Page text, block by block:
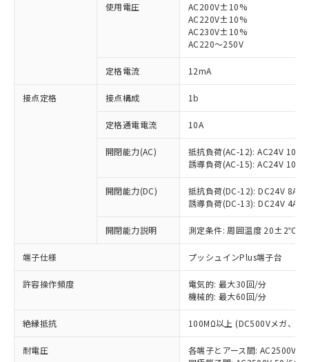
使用電圧
AC200V±10%
AC220V±10%
AC230V±10%
AC220～250V
定格電流 12mA
接点定格 接点構成 1b
定格通電電流 10A
開閉能力(AC)
抵抗負荷(AC-12): AC24V 10A/
誘導負荷(AC-15): AC24V
開閉能力(DC)
抵抗負荷(DC-12): DC24V 8A/
誘導負荷(DC-13): DC24V 4A/
開閉能力説明 測定条件: 周囲温度 20±2℃、
端子仕様 プッシュインPlus端子台
許容操作頻度
電気的: 最大30回/分
機械的: 最大60回/分
絶縁抵抗 100MΩ以上 (DC500Vメガ、点
耐電圧
各端子とアース間: AC2500V
ご利用条件
以下の条件をお読みいただき、同意のうえ
本サービスは、当社制御機器事業取扱
商品の当社在庫状況および標準価格
(税抜)を提供させていただくもので
当社制御機器事業取扱商品の中には、
本サービスの対象外となる商品もある
ことをご了承ください。
在庫状況および標準価格照会結果は、
記載している更新日時点での社内デー
タに基づき作成されるものであり、閲
準価格とは異なる場合があることをご
対応済み：EU RoHS指令（10物質）の
非含有に対応した製品が提供可能な商品で
対応予定：EU RoHS指令（10物質）の非含
有に対応した製品に切り替える予定のある
対応予定なし：EU RoHS指令（10物質）の
非含有に非対応の商品で、対応品を出す予
調査・確認中：EU RoHS指令（10物質）の
非含有の対応状況を調査中または確認中の
非該当品：ライセンス料など無形物で、有
害物質有無と関係のない商品です。
仕入先様の事情により、非含有部品として
いたものが、含有品と判明した場合などや
むを得ず変更することがあります。
*EU RoHS指令（10物質）：
鉛(Pb) 1000ppm以下、 水銀(Hg) 1000ppm以下、 カド
六価クロム(Cr(Ⅵ)) 1000ppm以下、ポリ臭化ビフェニル
「○」：最大均質材料含有率が中国RoHSの
基準値以下であることを示します。
「×」：最大均質材料含有率が中国RoHSの
基準値を超えていることを示します。
「－」：未確認です。当社販売部門へお問
当社は、これら貴社製品のうち、外国
為替および外国貿易法に定める商品
（以下｢規制貨物等」という）を輸出
または国外への提供する場合は、日本
国政府の輸出許可(または役務取引許
可)を取得するなどの必要な手続きを